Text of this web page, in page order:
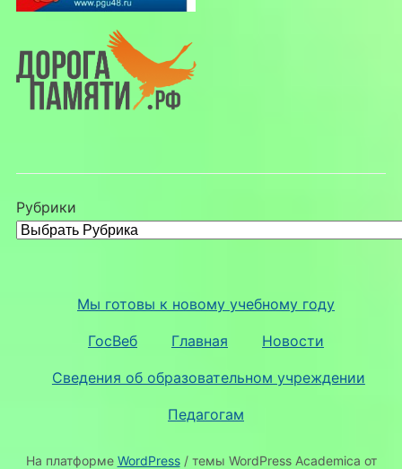
Рубрики
Мы готовы к новому учебному году
ГосВеб Главная Новости
Сведения об образовательном учреждении
Педагогам
На платформе WordPress/ темы WordPress Academica от